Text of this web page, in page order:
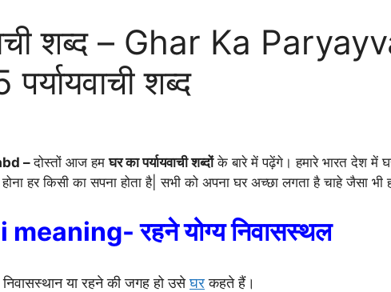
शब्द – Ghar Ka
शब्द
–दोस्तों आज हमघर का पर्यायवाची शब्दोंके बारे में पढ़ेंगे।हमारे भारत देश में
हर किसी का सपना होता है| सभी को अपना घर अच्छा लगता है चाहे जैसा भी
रहने योग्य निवासस्थल
या रहने की जगह हो उसेघरकहते हैं।